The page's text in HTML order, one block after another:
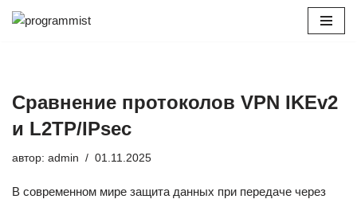
Сравнение протоколов VPN IKEv2
и L2TP/IPsec
автор: admin 01.11.2025
В современном мире защита данных при передаче через